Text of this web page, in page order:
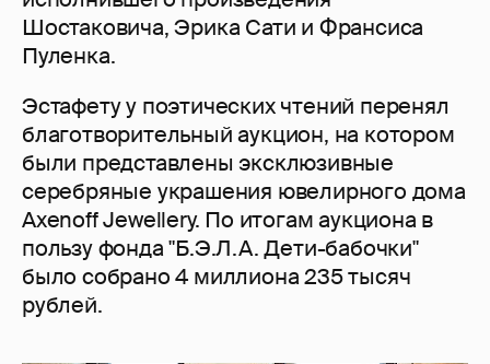
Шостаковича, Эрика Сати и Франсиса
Пуленка.
Эстафету у поэтических чтений перенял
благотворительный аукцион, на котором
были представлены эксклюзивные
серебряные украшения ювелирного дома
Axenoff Jewellery. По итогам аукциона в
пользу фонда "Б.Э.Л.А. Дети-бабочки"
было собрано 4 миллиона 235 тысяч
рублей.